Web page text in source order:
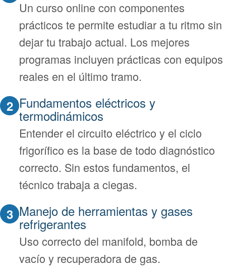
Un curso online con componentes
prácticos te permite estudiar a tu ritmo sin
dejar tu trabajo actual. Los mejores
programas incluyen prácticas con equipos
reales en el último tramo.
2 Fundamentos eléctricos y
termodinámicos
Entender el circuito eléctrico y el ciclo
frigorífico es la base de todo diagnóstico
correcto. Sin estos fundamentos, el
técnico trabaja a ciegas.
3 Manejo de herramientas y gases
refrigerantes
Uso correcto del manifold, bomba de
vacío y recuperadora de gas.